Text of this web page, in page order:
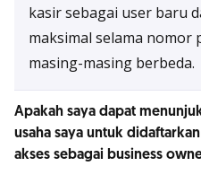
kasir sebagai user baru
maksimal selama nomor
masing-masing berbeda.
Apakah saya dapat
usaha saya untuk
akses sebagai business